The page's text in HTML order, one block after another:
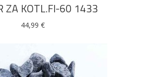
ZA KOTL.FI-60 1433
44,99 €